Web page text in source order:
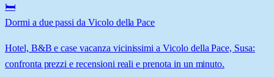
🛏️
Dormi a due passi da Vicolo della Pace
Hotel, B&B e case vacanza vicinissimi a Vicolo della Pace, Susa:
confronta prezzi e recensioni reali e prenota in un minuto.